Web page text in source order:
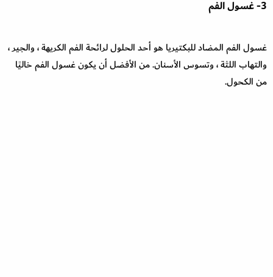
3- غسول الفم
غسول الفم المضاد للبكتيريا هو أحد الحلول لرائحة الفم الكريهة ، والجير ،
والتهاب اللثة ، وتسوس الأسنان. من الأفضل أن يكون غسول الفم خاليًا
من الكحول.